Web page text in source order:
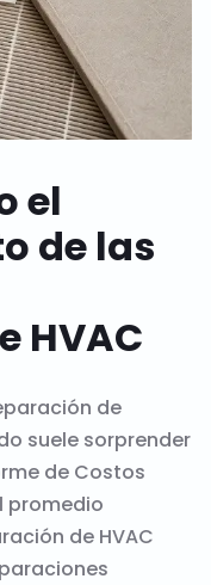
el
de las
HVAC
de
suele sorprender
de Costos
promedio
de HVAC